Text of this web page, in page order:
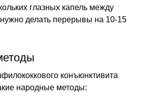
глазных капель между
делать перерывы на 10-15
конъюнктивита
народные методы: